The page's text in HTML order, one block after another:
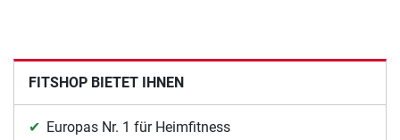
FITSHOP BIETET IHNEN
Europas Nr. 1 für Heimfitness